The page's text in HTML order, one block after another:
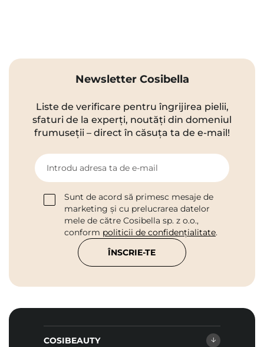
Newsletter Cosibella
Liste de verificare pentru îngrijirea pielii,
sfaturi de la experți, noutăți din domeniul
frumuseții – direct în căsuța ta de e-mail!
Introdu adresa ta de e-mail
Sunt de acord să primesc mesaje de
marketing și cu prelucrarea datelor
mele de către Cosibella sp. z o.o.,
conform politicii de confidențialitate.
ÎNSCRIE-TE
COSIBEAUTY